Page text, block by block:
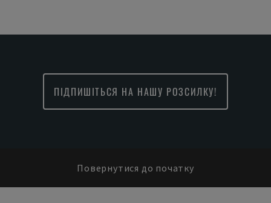
ПІДПИШІТЬСЯ НА НАШУ РОЗСИЛКУ!
Повернутися до початку